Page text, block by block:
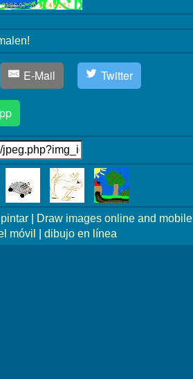
E-Mail Twitter
Draw images online and mobile
móvil dibujo en línea